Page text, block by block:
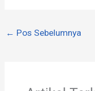
← Pos Sebelumnya